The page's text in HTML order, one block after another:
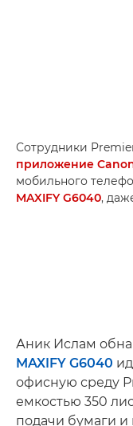
Сотрудники
приложение
мобильного
MAXIFY G6040,
Аник Ислам
MAXIFY G6040
офисную среду
емкостью 350
подачи бумаги